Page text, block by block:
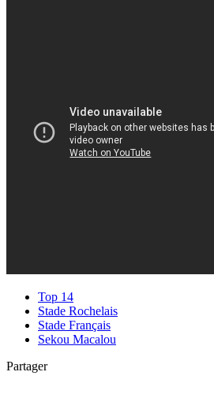
Top 14
Stade Rochelais
Stade Français
Sekou Macalou
Partager